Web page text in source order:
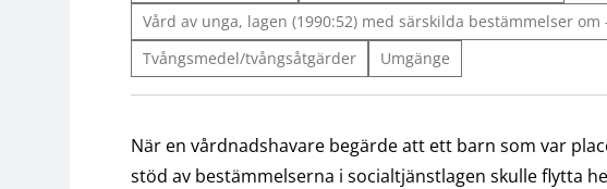
Vård av unga, lagen (1990:52) med särskilda bestämmelser om
Tvångsmedel/tvångsåtgärder
Umgänge
När en vårdnadshavare begärde att ett barn som var
stöd av bestämmelserna i socialtjänstlagen skulle flytta